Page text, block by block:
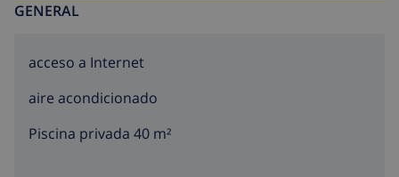
GENERAL
acceso a Internet
aire acondicionado
Piscina privada 40 m²